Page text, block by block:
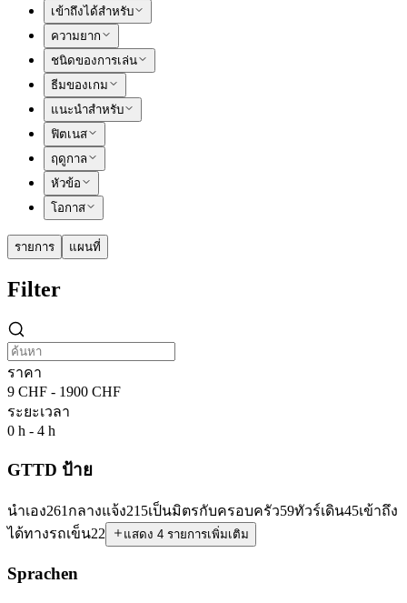
เข้าถึงได้สำหรับ
ความยาก
ชนิดของการเล่น
ธีมของเกม
แนะนำสำหรับ
ฟิตเนส
ฤดูกาล
หัวข้อ
โอกาส
รายการ แผนที่
Filter
ราคา
9 CHF - 1900 CHF
ระยะเวลา
0 h - 4 h
GTTD ป้าย
นำเอง261 กลางแจ้ง215เป็นมิตรกับครอบครัว59ทัวร์เดิน45เข้าถึง
ได้ทางรถเข็น22 แสดง 4 รายการเพิ่มเติม
Sprachen